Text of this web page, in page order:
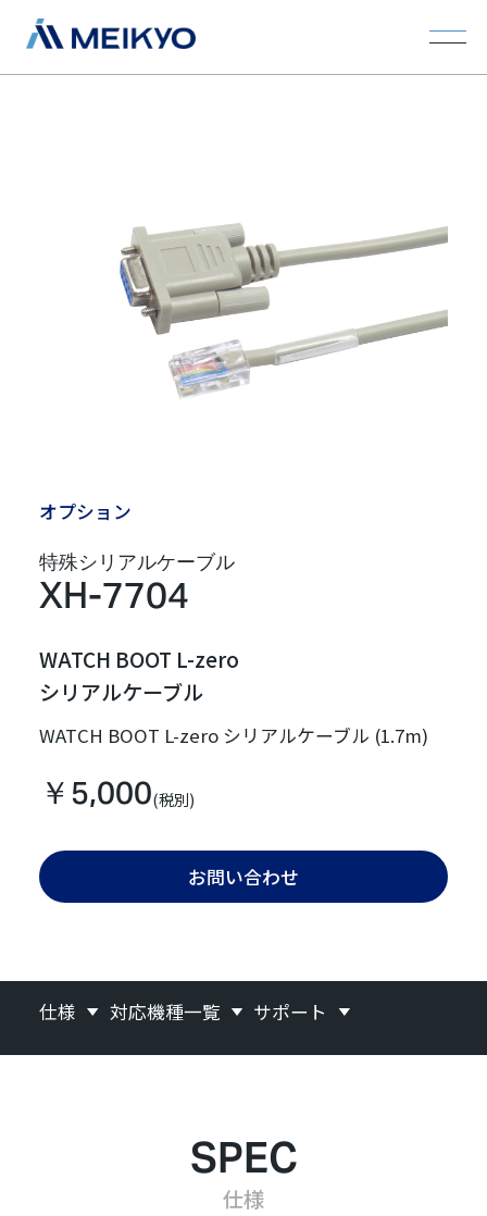
オプション
特殊シリアルケーブル
XH-7704
WATCH BOOT L-zero
シリアルケーブル
WATCH BOOT L-zero シリアルケーブル (1.7m)
￥5,000(税別)
お問い合わせ
仕様 対応機種一覧 サポート
SPEC
仕様